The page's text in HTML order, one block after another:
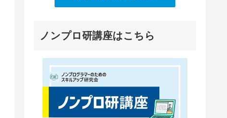
ノンプロ研講座はこちら